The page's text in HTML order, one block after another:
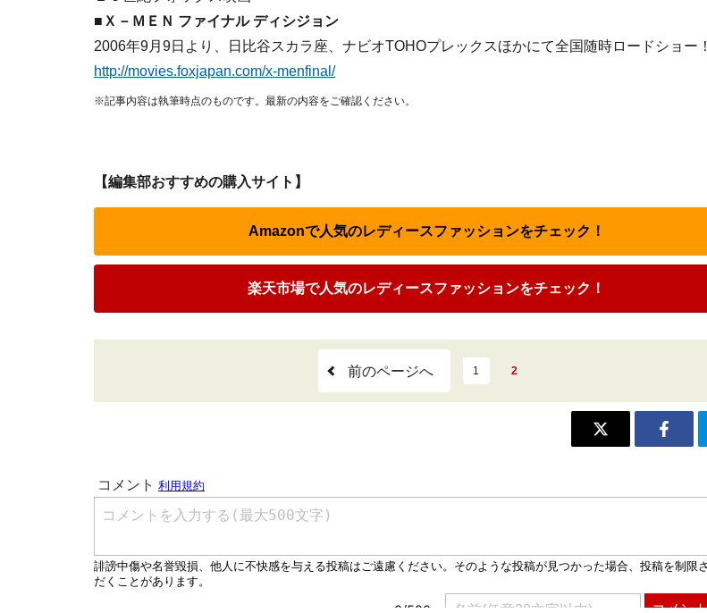
■ Ｘ－ＭＥＮ ファイナル ディシジョン
2006年9月9日より、日比谷スカラ座、ナビオTOHOプレックスほかにて全国随時ロードショー！
http://movies.foxjapan.com/x-menfinal/
※記事内容は執筆時点のものです。最新の内容をご確認ください。
【編集部おすすめの購入サイト】
Amazonで人気のレディースファッションをチェック！
楽天市場で人気のレディースファッションをチェック！
前のページへ 1 2